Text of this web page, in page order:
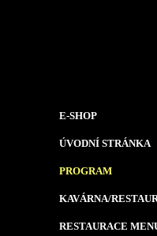
E-SHOP
ÚVODNÍ STRÁNKA
PROGRAM
KAVÁRNA/
RESTAURACE